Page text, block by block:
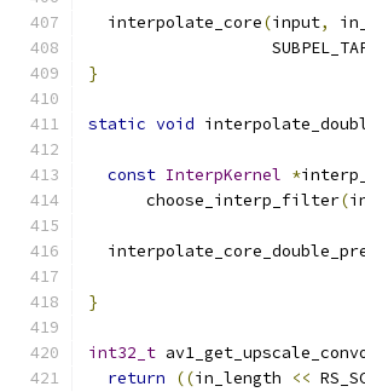
  interpolate_core
(input,
}
static void
const InterpKernel *
      choose_interp_filter
(
}
int32_t
return
((in_length <<